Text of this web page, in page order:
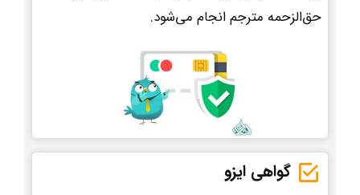
حق‌الزحمه مترجم انجام می‌شود.
گواهی ایزو